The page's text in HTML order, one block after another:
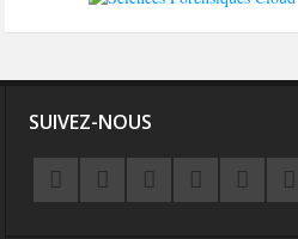
SUIVEZ-NOUS